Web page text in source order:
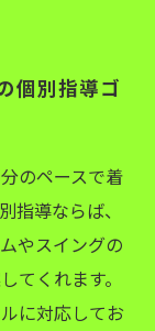
個別指導ゴ
のペースで着
指導ならば、
やスイングの
てくれます。
に対応してお